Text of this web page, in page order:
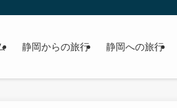
静岡からの旅行 静岡への旅行